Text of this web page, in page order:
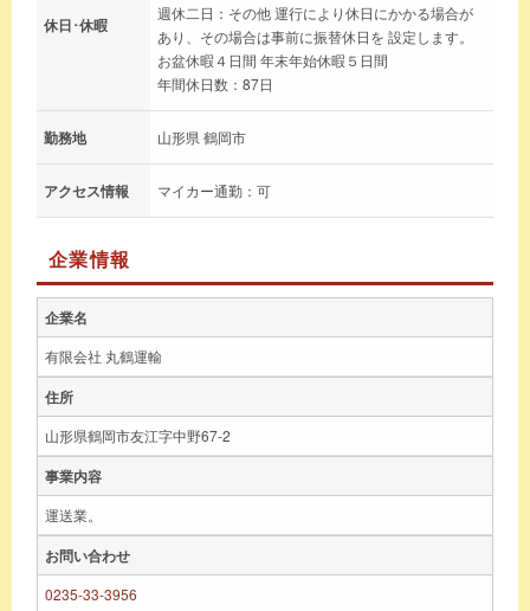
休日･休暇
週休二日：その他 運行により休日にかかる場合が
あり、その場合は事前に振替休日を 設定します。
お盆休暇４日間 年末年始休暇５日間
年間休日数：87日
勤務地 山形県 鶴岡市
アクセス情報 マイカー通勤：可
企業情報
企業名
有限会社 丸鶴運輸
住所
山形県鶴岡市友江字中野67-2
事業内容
運送業。
お問い合わせ
0235-33-3956